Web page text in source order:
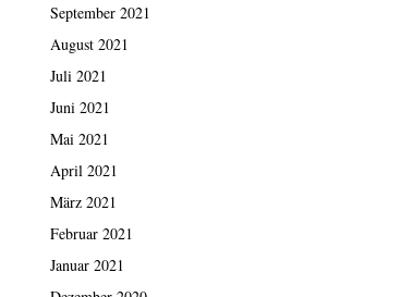
September 2021
August 2021
Juli 2021
Juni 2021
Mai 2021
April 2021
März 2021
Februar 2021
Januar 2021